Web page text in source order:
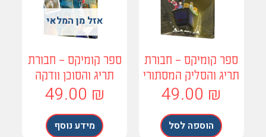
קומיקס – חבורת
והסליק המסתורי
49.00
הוספה לסל
אזל מן המלאי
ספר קומיקס – חבורת
תריג והסוכן וודקה
49.00
מידע נוסף